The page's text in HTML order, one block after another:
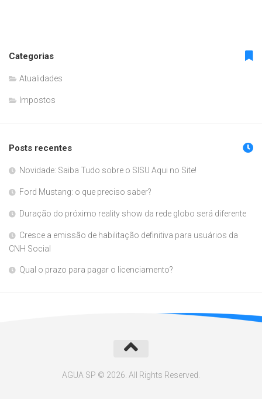
Categorias
Atualidades
Impostos
Posts recentes
Novidade: Saiba Tudo sobre o SISU Aqui no Site!
Ford Mustang: o que preciso saber?
Duração do próximo reality show da rede globo será diferente
Cresce a emissão de habilitação definitiva para usuários da
CNH Social
Qual o prazo para pagar o licenciamento?
AGUA SP © 2026. All Rights Reserved.